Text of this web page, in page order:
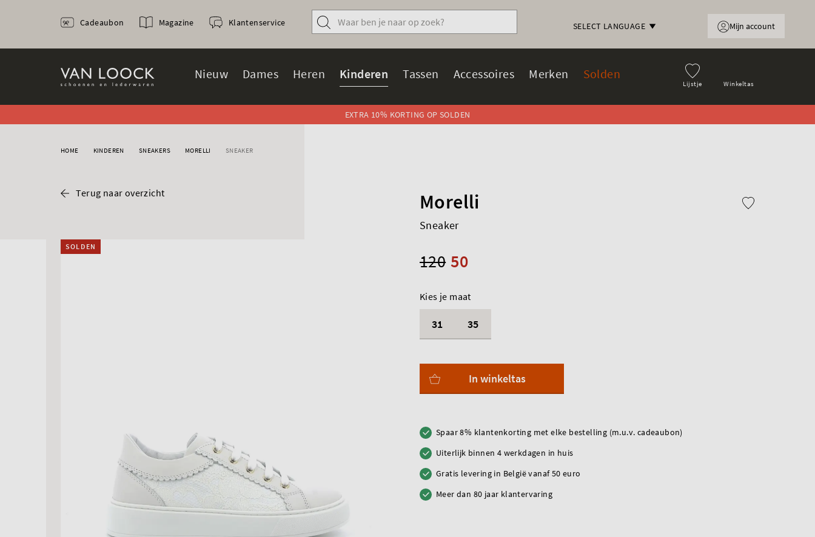
SELECT LANGUAGE
Lijstje Winkeltas
Nieuw Dames Heren Kinderen Tassen Accessoires Merken Solden
Cadeaubon Magazine Klantenservice Mijn account
EXTRA 10% KORTING OP SOLDEN
HOME KINDEREN SNEAKERS MORELLI SNEAKER
Terug naar overzicht
SOLDEN
Morelli
Sneaker
50
120
Kies je maat
31 35
In winkeltas
Spaar 8% klantenkorting met elke bestelling (m.u.v. cadeaubon)
Uiterlijk binnen 4 werkdagen in huis
Gratis levering in België vanaf 50 euro
Meer dan 80 jaar klantervaring